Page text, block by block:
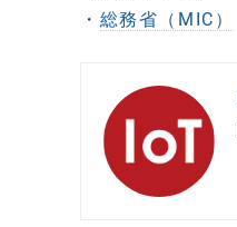
・ 総務省（MIC）